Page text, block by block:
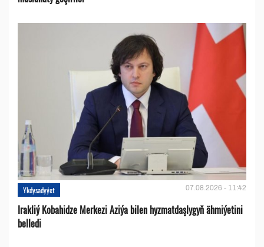
Ykdysadyýet 07.08.2026 - 11:42
Irakliý Kobahidze Merkezi Aziýa bilen hyzmatdaşlygyň ähmiýetini
belledi